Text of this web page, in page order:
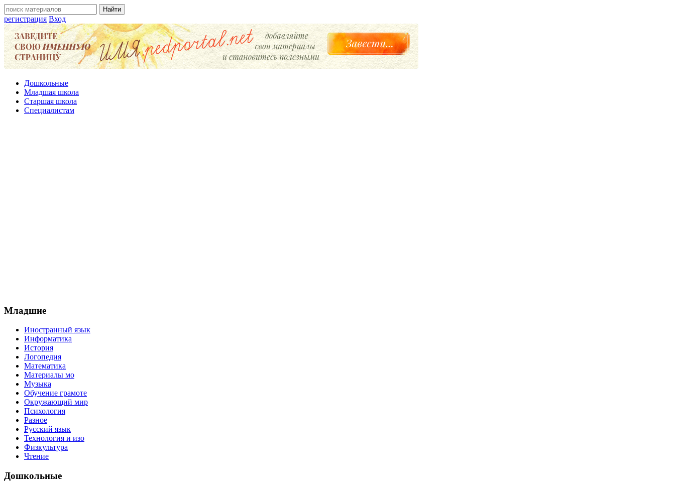
регистрация Вход
Дошкольные
Младшая школа
Старшая школа
Специалистам
Младшие
Иностранный язык
Информатика
История
Логопедия
Математика
Материалы мо
Музыка
Обучение грамоте
Окружающий мир
Психология
Разное
Русский язык
Технология и изо
Физкультура
Чтение
Дошкольные